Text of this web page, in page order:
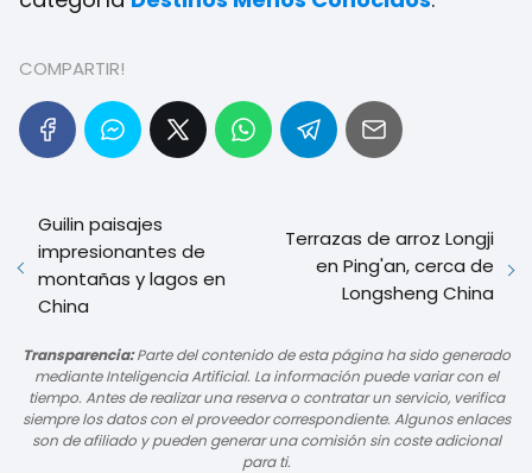
COMPARTIR!
Guilin paisajes
impresionantes de
montañas y lagos en
China
Terrazas de arroz Longji
en Ping'an, cerca de
Longsheng China
Transparencia:Parte del contenido de esta página ha sido generado
mediante Inteligencia Artificial. La información puede variar con el
tiempo. Antes de realizar una reserva o contratar un servicio, verifica
siempre los datos con el proveedor correspondiente. Algunos enlaces
son de afiliado y pueden generar una comisión sin coste adicional
para ti.